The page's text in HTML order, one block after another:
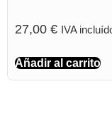
27,00 € IVA
Añadir al carrito